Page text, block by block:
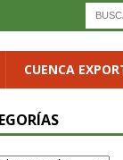
CUENCA